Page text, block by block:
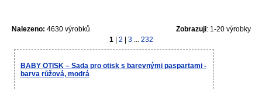
Nalezeno: 4630 výrobků Zobrazuji: 1-20 výrobky
1
2 3... 232
BABY OTISK – Sada pro otisk s barevnými paspartami -
barva růžová, modrá